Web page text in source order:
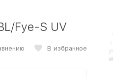
Fye-S UV
В избранное